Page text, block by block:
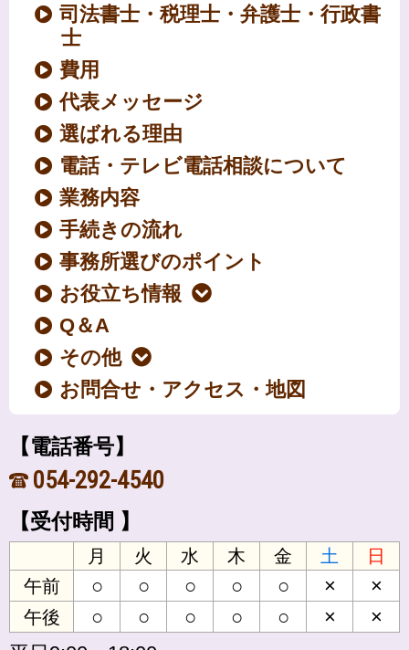
司法書士・税理士・弁護士・行政書
士
費用
代表メッセージ
選ばれる理由
電話・テレビ電話相談について
業務内容
手続きの流れ
事務所選びのポイント
お役立ち情報
Q＆A
その他
お問合せ・アクセス・地図
【電話番号】
054-292-4540
【受付時間 】
月 火 水 木 金 土
日
午前
○ ○ ○ ○ ○ × ×
午後 ○ ○ ○ ○ ○ ×
×